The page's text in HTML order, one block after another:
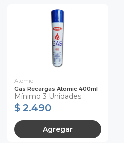
Atomic
Gas Recargas Atomic 400ml
Mínimo 3 Unidades
$ 2.490
Agregar